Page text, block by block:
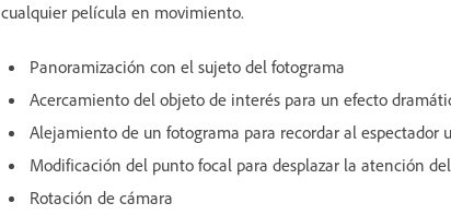
cualquier película en movimiento.
Panoramización con el sujeto del fotograma
Acercamiento del objeto de interés para un efecto
Alejamiento de un fotograma para recordar al espectador
Modificación del punto focal para desplazar la atención
Rotación de cámara